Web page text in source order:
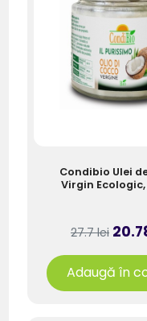
Condibio Ulei
Virgin
27.7 lei
Adaugă în